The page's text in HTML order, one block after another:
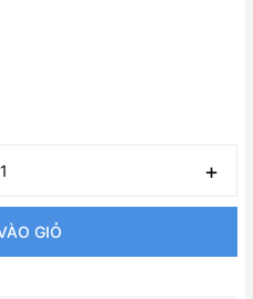
+
GIỎ